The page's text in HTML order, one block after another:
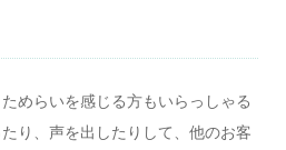
めらいを感じる方もいらっしゃる
り、声を出したりして、他のお客